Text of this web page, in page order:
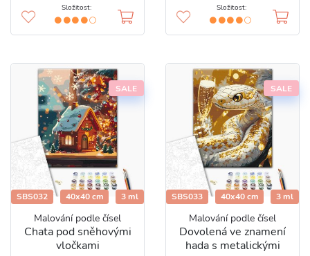
Složitost: Složitost:
SALE
SBS032 40x40 cm 3 ml
Malování podle čísel
Chata pod sněhovými
vločkami
SALE
SBS033 40x40 cm 3 ml
Malování podle čísel
Dovolená ve znamení
hada s metalickými